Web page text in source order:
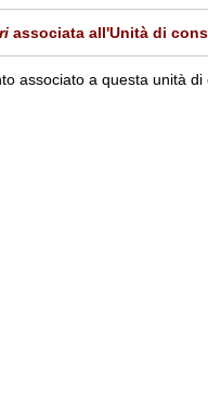
associata all'Unità di
associato a questa unità